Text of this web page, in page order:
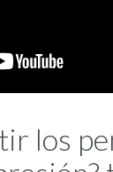
los